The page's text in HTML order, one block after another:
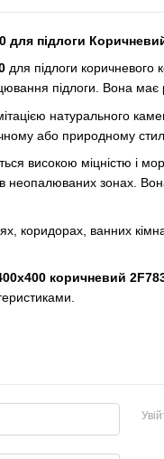
для підлоги
для підлоги коричневого
підлоги. Вона
натурального
або природному
високою міцністю і
неопалюваних зонах.
коридорах, ванних
коричневий